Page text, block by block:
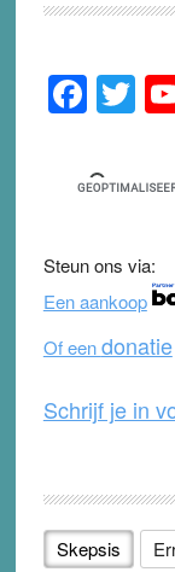
Primary
Sidebar
F
a
c
e
b
o
o
k
T
wi
tt
er
Steun ons via:
Een aankoop
Of eendonatie
Schrijf je in
Skepsis